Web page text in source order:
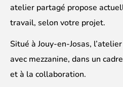
atelier partagé propose
travail, selon votre projet.
Situé à Jouy-en-Josas,
avec mezzanine, dans un
et à la collaboration.